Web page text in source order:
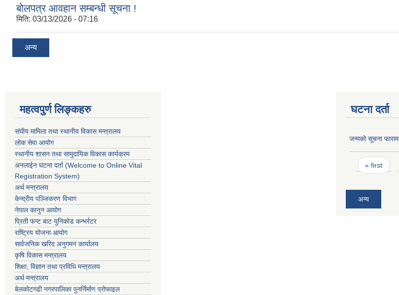
बोलपत्र आवहान सम्बन्धी सूचना !
मिति: 03/13/2026 - 07:16
अन्य
महत्वपुर्ण लिङ्कहरु
संघीय मामिला तथा स्थानीय विकास मन्त्रालय
लोक सेवा आयोग
स्थानीय शासन तथा सामुदायिक विकास कार्यक्रम
अनलाईन घटना दर्ता (Welcome to Online Vital
Registration System)
अर्थ मन्त्रालय
केन्द्रीय पञ्जिकरण विभाग
नेपाल कानुन आयोग
प्रिती फन्ट बाट युनिकोड कन्भर्रटर
राष्ट्रिय योजना आयोग
सार्वजनिक खरिद अनुगमन कार्यालय
कृषि विकास मन्त्रालय
शिक्षा, विज्ञान तथा प्रविधि मन्त्रालय
अर्थ मन्त्रालय
बेलकोटगढी नगरपालिका पुनर्निर्माण प्रोफाइल
घटना दर्ता
जन्मको सूचना फाराम
Pages
« first
अन्य